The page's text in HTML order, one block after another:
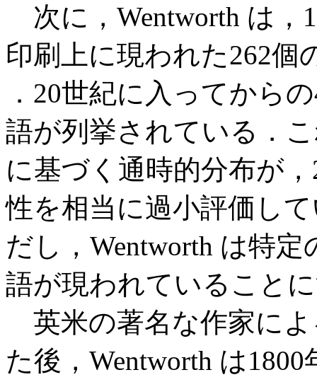
次に，Wentworth は，
印刷上に現われた262個
．20世紀に入ってから
語が列挙されている．
に基づく通時的分布が
性を相当に過小評価し
だし，Wentworth は特
語が現われていること
英米の著名な作家によ
た後，Wentworth は